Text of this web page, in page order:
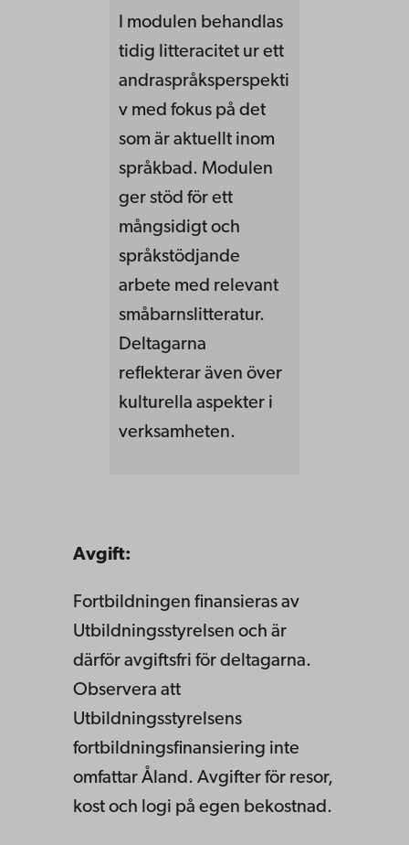
I modulen behandlas
tidig litteracitet ur ett
andraspråksperspekti
v med fokus på det
som är aktuellt inom
språkbad. Modulen
ger stöd för ett
mångsidigt och
språkstödjande
arbete med relevant
småbarnslitteratur.
Deltagarna
reflekterar även över
kulturella aspekter i
verksamheten.
Avgift:
Fortbildningen finansieras av
Utbildningsstyrelsen och är
därför avgiftsfri för deltagarna.
Observera att
Utbildningsstyrelsens
fortbildningsfinansiering inte
omfattar Åland. Avgifter för resor,
kost och logi på egen bekostnad.